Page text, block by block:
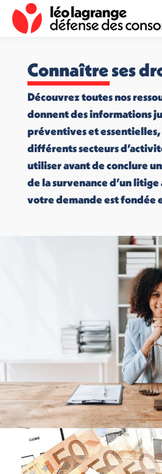
Connaître ses
Découvrez toutes nos
donnent des informations
préventives et
différents secteurs
utiliser avant de conclure
de la survenance d’un
votre demande est fondée